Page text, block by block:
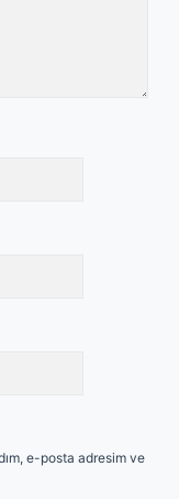
e-posta adresim ve